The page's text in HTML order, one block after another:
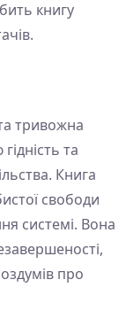
книгу
тривожна
та
Книга
свободи
системі. Вона
про